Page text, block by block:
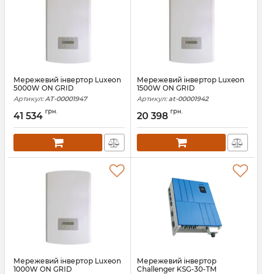
Мережевий інвертор Luxeon
5000W ON GRID
Артикул: AT-00001947
41 534 грн.
Мережевий інвертор Luxeon
1500W ON GRID
Артикул: at-00001942
20 398 грн.
Мережевий інвертор Luxeon
1000W ON GRID
Мережевий інвертор
Challenger KSG-30-TM